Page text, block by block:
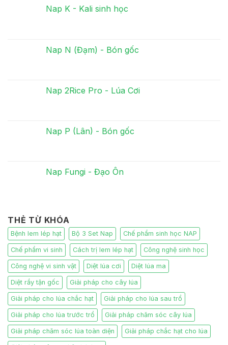
Nap K - Kali sinh học
Nap N (Đạm) - Bón gốc
Nap 2Rice Pro - Lúa Cơi
Nap P (Lân) - Bón gốc
Nap Fungi - Đạo Ôn
THẺ TỪ KHÓA
Bệnh lem lép hạt Bộ 3 Set Nap Chế phẩm sinh học NAP
Chế phẩm vi sinh Cách trị lem lép hạt Công nghệ sinh học
Công nghệ vi sinh vật Diệt lúa cơi Diệt lúa ma
Diệt rầy tận gốc Giải pháp cho cây lúa
Giải pháp cho lúa chắc hạt Giải pháp cho lúa sau trổ
Giải pháp cho lúa trước trổ Giải pháp chăm sóc cây lúa
Giải pháp chăm sóc lúa toàn diện Giải pháp chắc hạt cho lúa